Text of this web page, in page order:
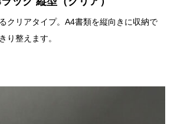
クリアタイプ。A4書類を縦向きに収納で
り整えます。